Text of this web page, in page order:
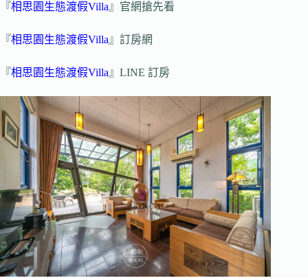
『相思園生態渡假Villa 』官網搶先看
『相思園生態渡假Villa 』訂房網
『相思園生態渡假Villa 』LINE 訂房